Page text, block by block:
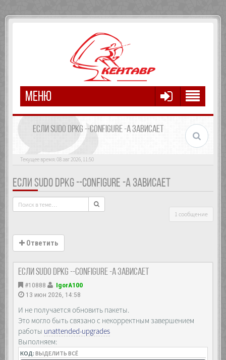
МЕНЮ
ЕСЛИ SUDO DPKG --CONFIGURE -A ЗАВИСАЕТ
Текущее время: 08 авг 2026, 11:50
ЕСЛИ SUDO DPKG --CONFIGURE -A ЗАВИСАЕТ
1 сообщение
Ответить
Если sudo dpkg --configure -a зависает
#10888
IgorA100
13 июн 2026, 14:58
И не получается обновить пакеты.
Это могло быть связано с некорректным завершением
работы unattended-upgrades
Выполняем:
КОД:ВЫДЕЛИТЬ ВСЁ